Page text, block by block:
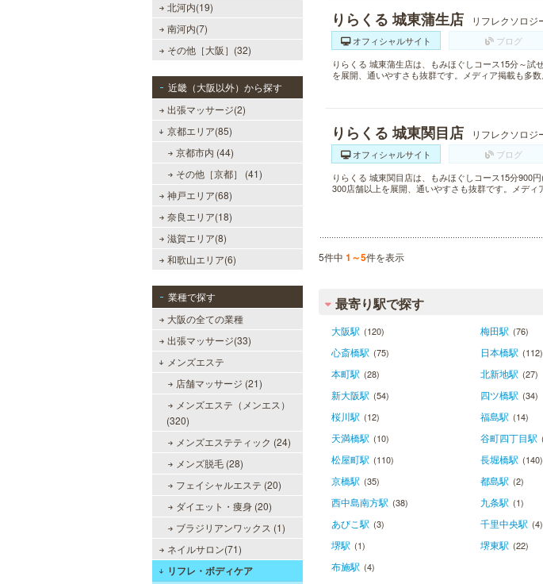
北河内(19)
南河内(7)
その他［大阪］(32)
近畿（大阪以外）から探す
出張マッサージ(2)
京都エリア(85)
京都市内 (44)
その他［京都］ (41)
神戸エリア(68)
奈良エリア(18)
滋賀エリア(8)
和歌山エリア(6)
業種で探す
大阪の全ての業種
出張マッサージ(33)
メンズエステ
店舗マッサージ (21)
メンズエステ（メンエス）
(320)
メンズエステティック (24)
メンズ脱毛 (28)
フェイシャルエステ (20)
ダイエット・痩身 (20)
ブラジリアンワックス (1)
ネイルサロン(71)
リフレ・ボディケア
りらくる 城東蒲生店 リフレクソロジ
オフィシャルサイト
ブログ
りらくる 城東蒲生店は、もみほぐしコース15分～
を展開、通いやすさも抜群です。メディア掲載も多数。
りらくる 城東関目店 リフレクソロジ
オフィシャルサイト
ブログ
りらくる 城東関目店は、もみほぐしコース15分900
300店舗以上を展開、通いやすさも抜群です。メディ
5件中 1～5件を表示
最寄り駅で探す
大阪駅 (120) 梅田駅 (76)
心斎橋駅 (75) 日本橋駅 (112)
本町駅 (28) 北新地駅 (27)
新大阪駅 (54) 四ツ橋駅 (34)
桜川駅 (12) 福島駅 (14)
天満橋駅 (10) 谷町四丁目駅
松屋町駅 (110) 長堀橋駅 (140)
京橋駅 (35) 都島駅 (2)
西中島南方駅 (38) 九条駅 (1)
あびこ駅 (3) 千里中央駅 (4)
堺駅 (1) 堺東駅 (22)
布施駅 (4)